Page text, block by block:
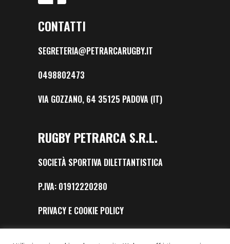
CONTATTI
SEGRETERIA@PETRARCARUGBY.IT
0498802473
VIA GOZZANO, 64 35125 PADOVA (IT)
RUGBY PETRARCA S.R.L.
SOCIETÀ SPORTIVA DILETTANTISTICA
P.IVA: 01912220280
PRIVACY E COOKIE POLICY